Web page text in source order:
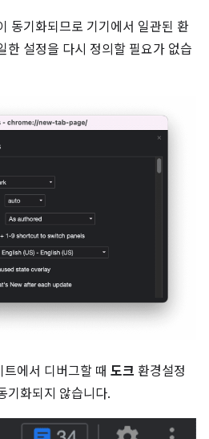
동기화되므로 기기에서 일관된 환
한 설정을 다시 정의할 필요가 없습
에서 디버그할 때 도크 환경설정
기화되지 않습니다.